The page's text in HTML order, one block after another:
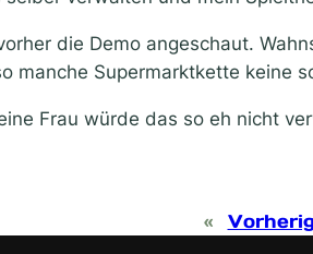
die Demo angeschaut.
manche Supermarktkette keine
Frau würde das so eh nicht
«